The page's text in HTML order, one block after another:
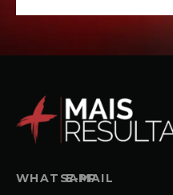
WHATSAPP
E-MAIL